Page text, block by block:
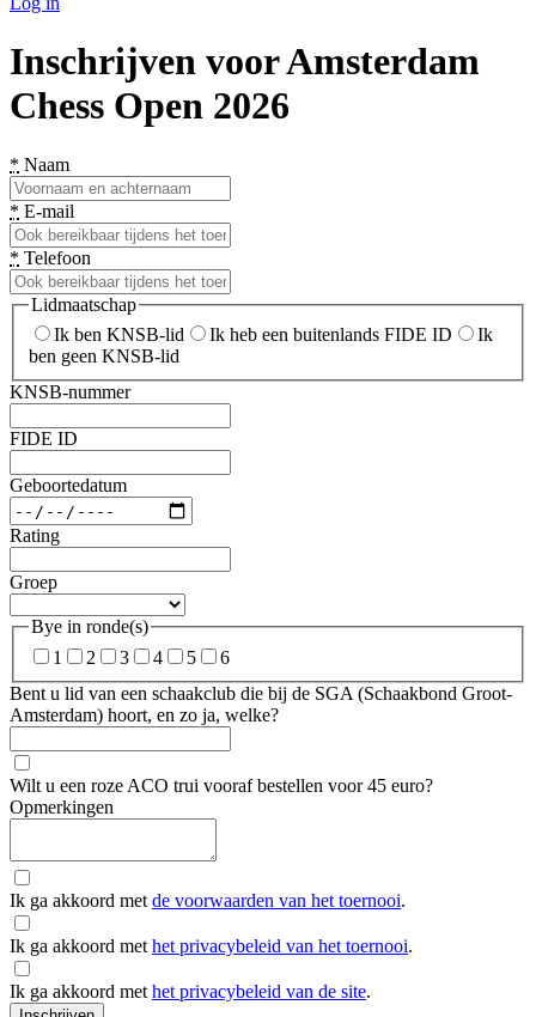
Inschrijven voor Amsterdam
Chess Open 2026
* Naam
* E-mail
* Telefoon
Lidmaatschap
Ik ben KNSB-lid
Ik heb een buitenlands FIDE ID
Ik
ben geen KNSB-lid
KNSB-nummer
FIDE ID
Geboortedatum
Rating
Groep
Bye in ronde(s)
1
2 3 4 5
6
Bent u lid van een schaakclub die bij de SGA (Schaakbond Groot-
Amsterdam) hoort, en zo ja, welke?
Wilt u een roze ACO trui vooraf bestellen voor 45 euro?
Opmerkingen
Ik ga akkoord met de voorwaarden van het toernooi.
Ik ga akkoord met het privacybeleid van het toernooi.
Ik ga akkoord met het privacybeleid van de site.